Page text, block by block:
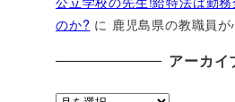
のか? に 鹿児島県の教職員が
アーカイ